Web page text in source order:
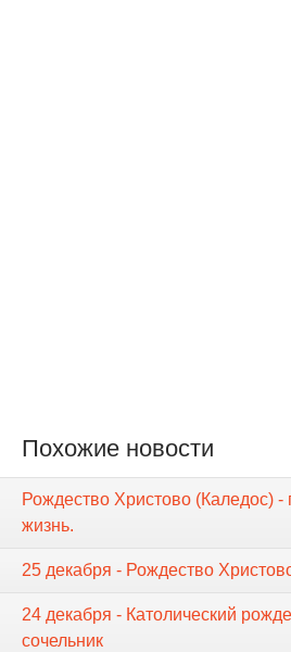
Похожие новости
Рождество Христово (Каледос) -
жизнь.
25 декабря - Рождество
24 декабря - Католический
сочельник